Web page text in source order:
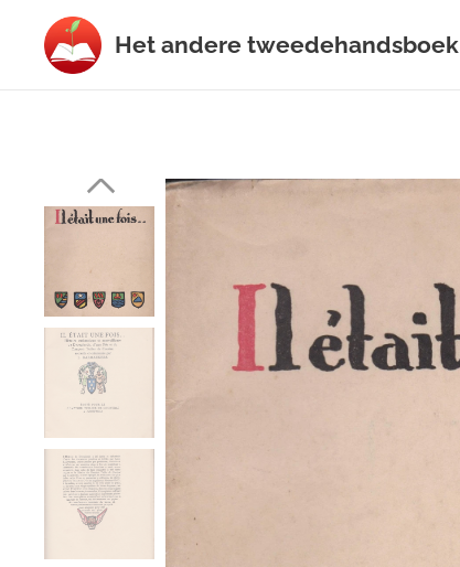
Het andere tweedehandsboek